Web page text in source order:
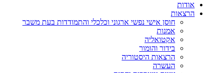
אודות
הרצאות
חוסן אישי נפשי ארגוני וכלכלי והתמודדות בעת משבר
אמנות
אקטואליה
בידור והומור
הרצאות היסטוריה
העשרה